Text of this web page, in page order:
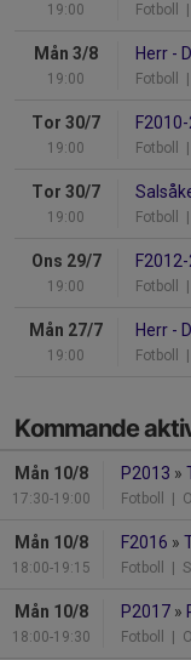
19:00 Fotboll
Mån 3/8
19:00
Herr -
Fotboll
Tor 30/7
19:00 Fotboll
Tor 30/7
19:00 Fotboll
Ons 29/7
19:00 Fotboll
Mån 27/7
19:00
Herr -
Fotboll
Kommande
Mån 10/8
17:30-19:00
P2013 »
Fotboll |
Mån 10/8
18:00-19:15
F2016 »
Fotboll |
Mån 10/8
18:00-19:30
P2017 »
Fotboll |